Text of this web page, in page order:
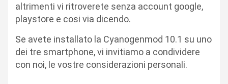
altrimenti vi ritroverete senza account google,
playstore e cosi via dicendo.
Se avete installato la Cyanogenmod 10.1 su uno
dei tre smartphone, vi invitiamo a condividere
con noi, le vostre considerazioni personali.